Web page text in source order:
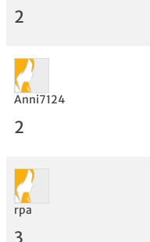
Bewertung
2
Anni7124
2
rpa
3